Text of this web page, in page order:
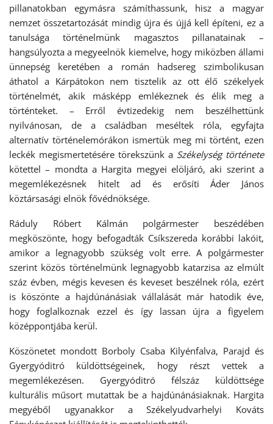
pillanatokban egymásra számíthassunk, hisz a magyar
nemzet összetartozását mindig újra és újjá kell építeni, ez a
tanulsága történelmünk magasztos pillanatainak –
hangsúlyozta a megyeelnök kiemelve, hogy miközben állami
ünnepség keretében a román hadsereg szimbolikusan
áthatol a Kárpátokon nem tisztelik az ott élő székelyek
történelmét, akik másképp emlékeznek és élik meg a
történteket. – Erről évtizedekig nem beszélhettünk
nyilvánosan, de a családban meséltek róla, egyfajta
alternatív történelemórákon ismertük meg mi történt, ezen
leckék megismertetésére törekszünk a Székelység története
kötettel – mondta a Hargita megyei elöljáró, aki szerint a
megemlékezésnek hitelt ad és erősíti Áder János
köztársasági elnök fővédnöksége.
Ráduly Róbert Kálmán polgármester beszédében
megköszönte, hogy befogadták Csíkszereda korábbi lakóit,
amikor a legnagyobb szükség volt erre. A polgármester
szerint közös történelmünk legnagyobb katarzisa az elmúlt
száz évben, mégis kevesen és keveset beszélnek róla, ezért
is köszönte a hajdúnánásiak vállalását már hatodik éve,
hogy foglalkoznak ezzel és így lassan újra a figyelem
középpontjába kerül.
Köszönetet mondott Borboly Csaba Kilyénfalva, Parajd és
Gyergyóditró küldöttségeinek, hogy részt vettek a
megemlékezésen. Gyergyóditró félszáz küldöttsége
kulturális műsort mutattak be a hajdúnánásiaknak. Hargita
megyéből ugyanakkor a Székelyudvarhelyi Kováts